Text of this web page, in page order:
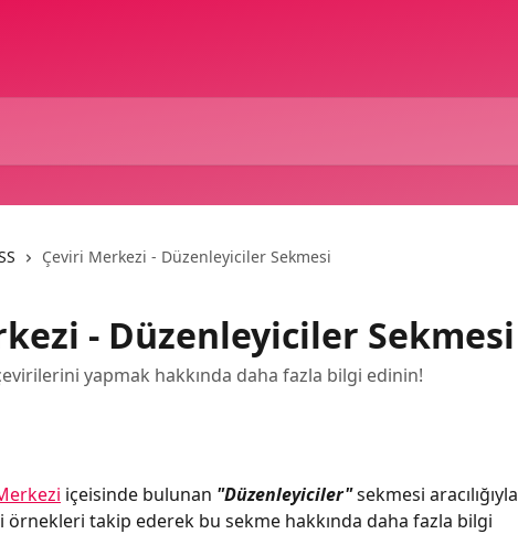
Çeviri Merkezi - Düzenleyiciler Sekmesi
- Düzenleyiciler Sekmesi
yapmak hakkında daha fazla bilgi edinin!
içeisinde bulunan "Düzenleyiciler" sekmesi aracılığıyla
örnekleri takip ederek bu sekme hakkında daha fazla bilgi